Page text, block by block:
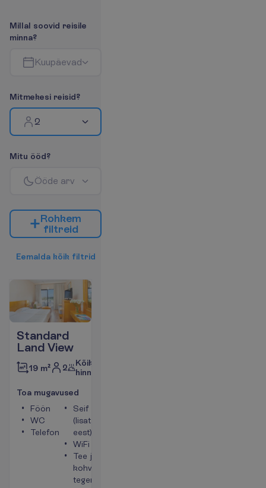
Millal soovid reisile
minna?
Kuupäevad
Mitmekesi reisid?
2
Mitu ööd?
Ööde arv
Rohkem
filtreid
Eemalda kõik filtrid
Standard
Land View
19 m² 2
Kõik
hinnas
Toa mugavused
Föön
WC
Telefon
Seif
(lisatasu
eest)
WiFi
Tee ja
kohvi
tegemise